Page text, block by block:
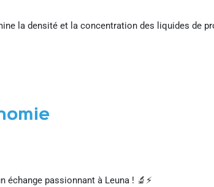
la densité et la concentration des liquides de
passionnant à Leuna ! 🔬⚡